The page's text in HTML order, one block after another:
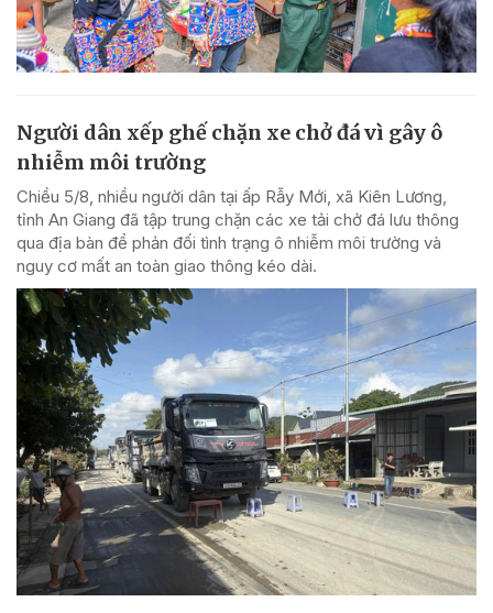
Người dân xếp ghế chặn xe chở đá vì gây ô
nhiễm môi trường
Chiều 5/8, nhiều người dân tại ấp Rẫy Mới, xã Kiên Lương,
tỉnh An Giang đã tập trung chặn các xe tải chở đá lưu thông
qua địa bàn để phản đối tình trạng ô nhiễm môi trường và
nguy cơ mất an toàn giao thông kéo dài.